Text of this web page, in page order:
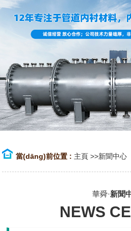
當(dāng)前位置 : 主頁 >>新聞中心
華舜·新聞
NEWS